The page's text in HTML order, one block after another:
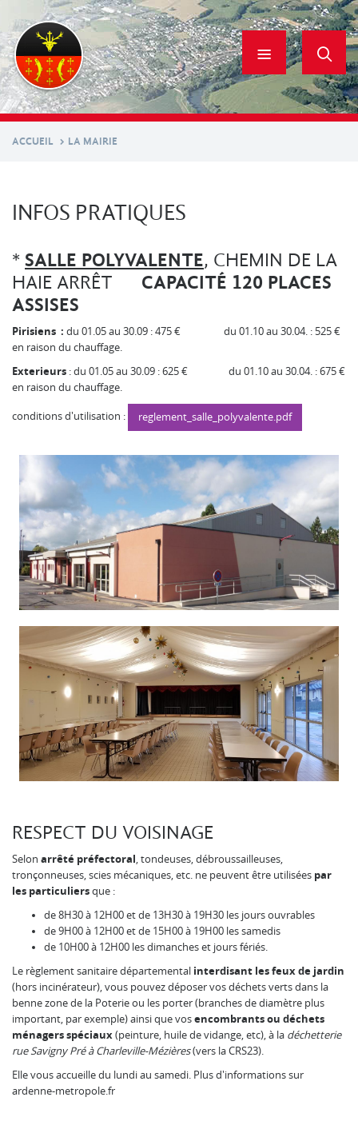
contenu
principal
ACCUEIL LA MAIRIE
INFOS PRATIQUES
* SALLE POLYVALENTE, CHEMIN DE LA
HAIE ARRÊT CAPACITÉ 120 PLACES
ASSISES
Pirisiens : du 01.05 au 30.09 : 475 € du 01.10 au 30.04. : 525 €
en raison du chauffage.
Exterieurs : du 01.05 au 30.09 : 625 € du 01.10 au 30.04. : 675 €
en raison du chauffage.
conditions d'utilisation : reglement_salle_polyvalente.pdf
RESPECT DU VOISINAGE
Selon arrêté préfectoral , tondeuses, débroussailleuses,
tronçonneuses, scies mécaniques, etc. ne peuvent être utilisées par
les particuliers que :
de 8H30 à 12H00 et de 13H30 à 19H30 les jours ouvrables
de 9H00 à 12H00 et de 15H00 à 19H00 les samedis
de 10H00 à 12H00 les dimanches et jours fériés.
Le règlement sanitaire départemental interdisant les feux de jardin
(hors incinérateur), vous pouvez déposer vos déchets verts dans la
benne zone de la Poterie ou les porter (branches de diamètre plus
important, par exemple) ainsi que vos encombrants ou déchets
ménagers spéciaux (peinture, huile de vidange, etc), à la déchetterie
rue Savigny Pré à Charleville-Mézières(vers la CRS23).
Elle vous accueille du lundi au samedi. Plus d'informations sur
ardenne-metropole.fr